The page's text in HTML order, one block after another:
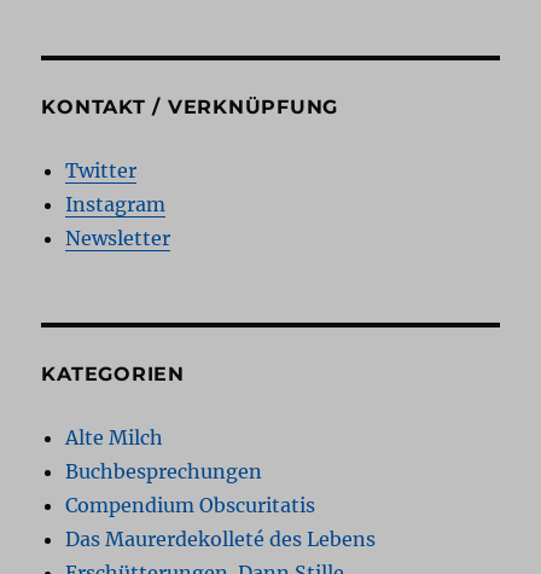
KONTAKT / VERKNÜPFUNG
Twitter
Instagram
Newsletter
KATEGORIEN
Alte Milch
Buchbesprechungen
Compendium Obscuritatis
Das Maurerdekolleté des Lebens